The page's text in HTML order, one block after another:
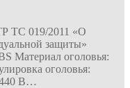
ТС 019/2011 «О
защиты»
Материал оголовья:
оголовья:
440 В…